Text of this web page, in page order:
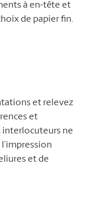
à en-tête et
de papier fin.
et relevez
et
interlocuteurs ne
et de